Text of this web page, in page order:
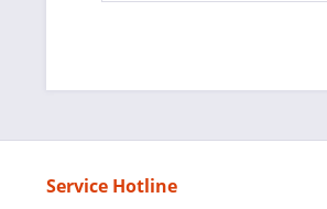
Service Hotline